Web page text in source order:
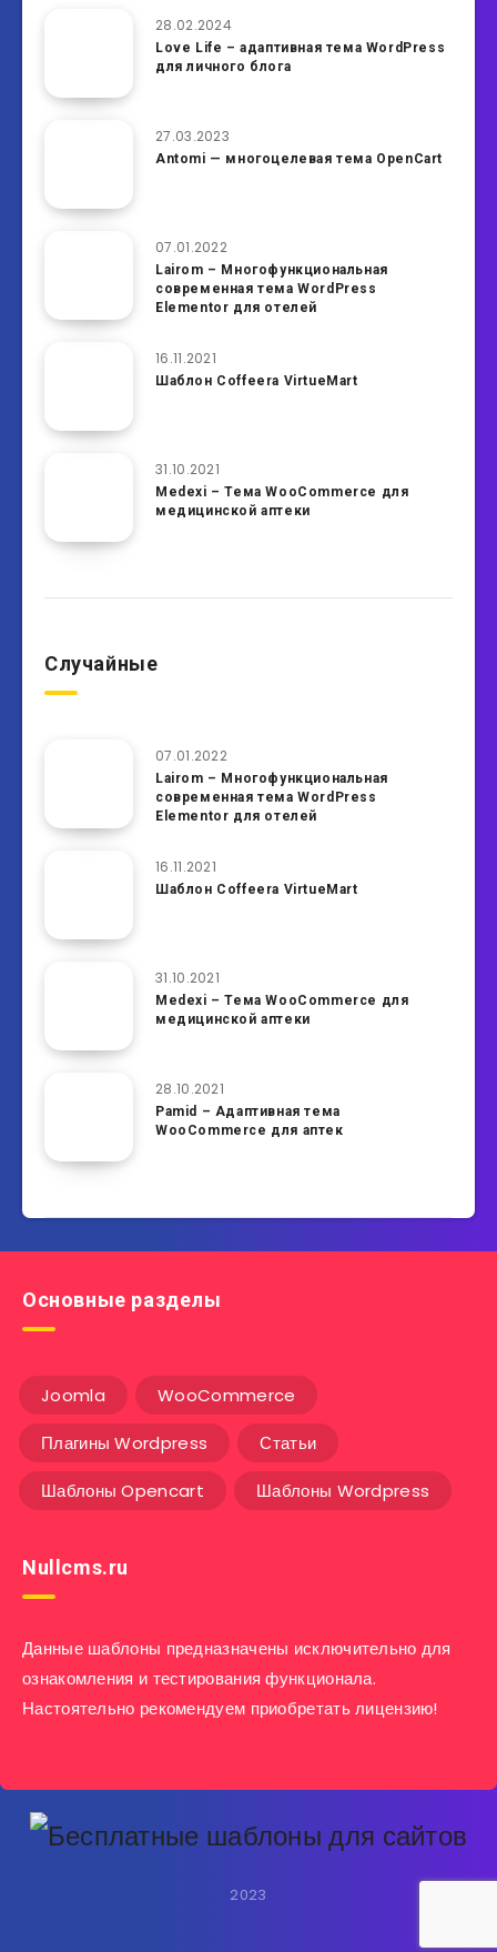
28.02.2024
Love Life – адаптивная тема WordPress
для личного блога
27.03.2023
Antomi — многоцелевая тема OpenCart
07.01.2022
Lairom – Многофункциональная
современная тема WordPress
Elementor для отелей
16.11.2021
Шаблон Coffeera VirtueMart
31.10.2021
Medexi – Тема WooCommerce для
медицинской аптеки
Случайные
07.01.2022
Lairom – Многофункциональная
современная тема WordPress
Elementor для отелей
16.11.2021
Шаблон Coffeera VirtueMart
31.10.2021
Medexi – Тема WooCommerce для
медицинской аптеки
28.10.2021
Pamid – Адаптивная тема
WooCommerce для аптек
Основные разделы
Joomla WooCommerce
Плагины Wordpress Статьи
Шаблоны Opencart Шаблоны Wordpress
Nullcms.ru
Данные шаблоны предназначены исключительно для
ознакомления и тестирования функционала.
Настоятельно рекомендуем приобретать лицензию!
2023